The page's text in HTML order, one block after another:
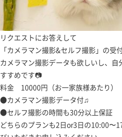
リクエストにお答えして
「カメラマン撮影&セルフ撮影」の受
カメラマン撮影データも欲しいし、
すすめです📷
料金 10000円（お一家族様あたり）
●カメラマン撮影データ付♫
●セルフ撮影の時間も30分以上保証
どちらのプランも2日or3日の10:00〜